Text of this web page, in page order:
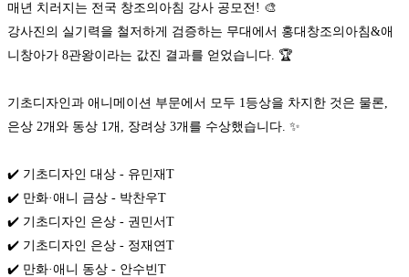
매년 치러지는 전국 창조의아침 강사 공모전! 🎨
강사진의 실기력을 철저하게 검증하는 무대에서 홍대창조의아침&애
니창아가 8관왕이라는 값진 결과를 얻었습니다. 🏆
기초디자인과 애니메이션 부문에서 모두 1등상을 차지한 것은 물론,
은상 2개와 동상 1개, 장려상 3개를 수상했습니다. ✨
✔️ 기초디자인 대상 - 유민재T
✔️ 만화·애니 금상 - 박찬우T
✔️ 기초디자인 은상 - 권민서T
✔️ 기초디자인 은상 - 정재연T
✔️ 만화·애니 동상 - 안수빈T